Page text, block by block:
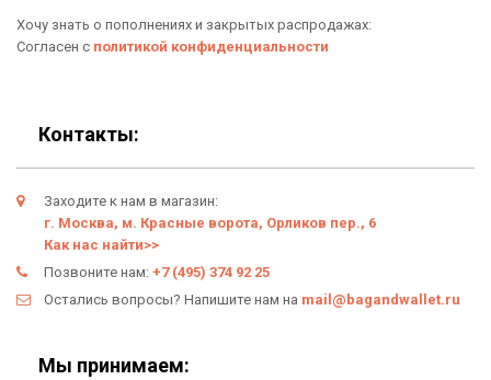
Отзывы о Bag & Wallet
Гарантия
Условия возврата
Оферта
Политика конфиденциальности
Новинки
Подарки
Хочу знать о пополнениях и закрытых распродажах:
Согласен с политикой конфиденциальности
Контакты:
Заходите к нам в магазин:
г. Москва, м. Красные ворота, Орликов пер., 6
Как нас найти>>
Позвоните нам: +7 (495) 374 92 25
Остались вопросы? Напишите нам на mail@bagandwallet.ru
Мы принимаем: